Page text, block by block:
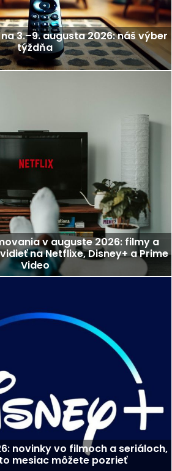
3.–9. augusta 2026: náš výber
týždňa
v auguste 2026: filmy a
na Netflixe, Disney+ a Prime
Video
novinky vo filmoch a seriáloch,
mesiac môžete pozrieť